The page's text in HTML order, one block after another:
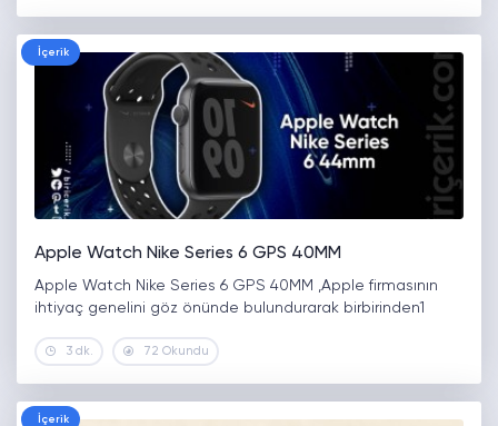
İçerik
Apple Watch Nike Series 6 GPS 40MM
Apple Watch Nike Series 6 GPS 40MM ,Apple firmasının
ihtiyaç genelini göz önünde bulundurarak birbirinden1
3 dk. 72 Okundu
İçerik